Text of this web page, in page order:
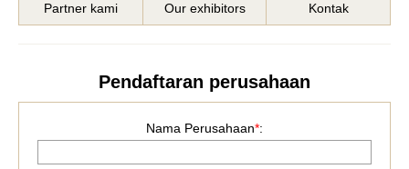
Partner kami Our exhibitors Kontak
Pendaftaran perusahaan
Nama Perusahaan*: